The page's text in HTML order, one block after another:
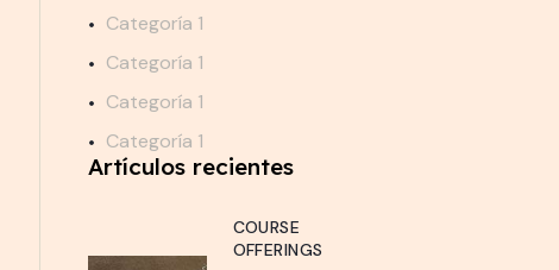
Categoría 1
Categoría 1
Categoría 1
Categoría 1
Artículos recientes
COURSE
OFFERINGS